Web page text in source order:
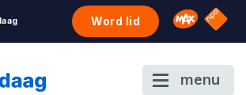
Word lid Omroep
NPO
menu